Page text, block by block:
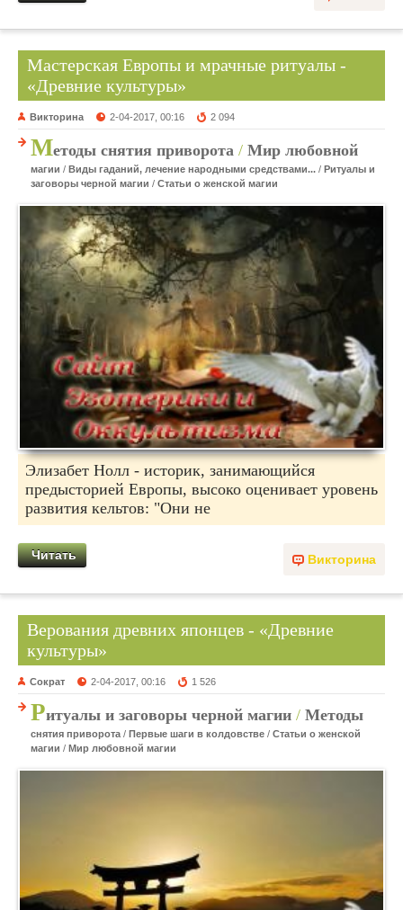
Мастерская Европы и мрачные ритуалы -
«Древние культуры»
Викторина 2-04-2017, 00:16 2 094
Методы снятия приворота / Мир любовной
магии / Виды гаданий, лечение народными средствами... / Ритуалы и
заговоры черной магии / Статьи о женской магии
Элизабет Нолл - историк, занимающийся
предысторией Европы, высоко оценивает уровень
развития кельтов: "Они не
Викторина
Читать
Верования древних японцев - «Древние
культуры»
Сократ 2-04-2017, 00:16 1 526
Ритуалы и заговоры черной магии / Методы
снятия приворота / Первые шаги в колдовстве / Статьи о женской
магии / Мир любовной магии